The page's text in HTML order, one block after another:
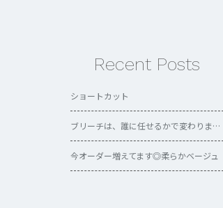
Recent Posts
ショートカット
ブリーチは、誰に任せるかで変わります。
今オーダー増えてます◎柔らかベージュ